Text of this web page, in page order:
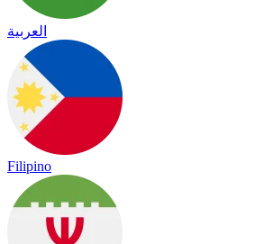
العربية
Filipino